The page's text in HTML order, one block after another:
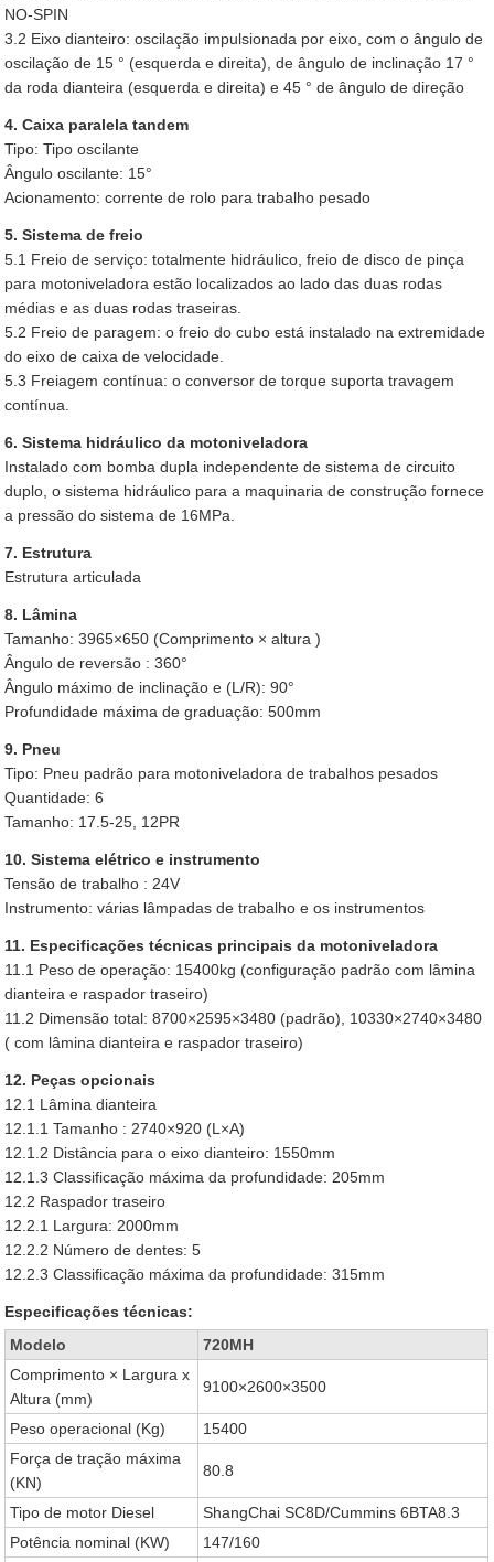
NO-SPIN
3.2 Eixo dianteiro: oscilação impulsionada por eixo, com o ângulo de
oscilação de 15 ° (esquerda e direita), de ângulo de inclinação 17 °
da roda dianteira (esquerda e direita) e 45 ° de ângulo de direção
4. Caixa paralela tandem
Tipo: Tipo oscilante
Ângulo oscilante: 15°
Acionamento: corrente de rolo para trabalho pesado
5. Sistema de freio
5.1 Freio de serviço: totalmente hidráulico, freio de disco de pinça
para motoniveladora estão localizados ao lado das duas rodas
médias e as duas rodas traseiras.
5.2 Freio de paragem: o freio do cubo está instalado na extremidade
do eixo de caixa de velocidade.
5.3 Freiagem contínua: o conversor de torque suporta travagem
contínua.
6. Sistema hidráulico da motoniveladora
Instalado com bomba dupla independente de sistema de circuito
duplo, o sistema hidráulico para a maquinaria de construção fornece
a pressão do sistema de 16MPa.
7. Estrutura
Estrutura articulada
8. Lâmina
Tamanho: 3965×650 (Comprimento × altura )
Ângulo de reversão : 360°
Ângulo máximo de inclinação e (L/R): 90°
Profundidade máxima de graduação: 500mm
9. Pneu
Tipo: Pneu padrão para motoniveladora de trabalhos pesados
Quantidade: 6
Tamanho: 17.5-25, 12PR
10. Sistema elétrico e instrumento
Tensão de trabalho : 24V
Instrumento: várias lâmpadas de trabalho e os instrumentos
11. Especificações técnicas principais da motoniveladora
11.1 Peso de operação: 15400kg (configuração padrão com lâmina
dianteira e raspador traseiro)
11.2 Dimensão total: 8700×2595×3480 (padrão), 10330×2740×3480
( com lâmina dianteira e raspador traseiro)
12. Peças opcionais
12.1 Lâmina dianteira
12.1.1 Tamanho : 2740×920 (L×A)
12.1.2 Distância para o eixo dianteiro: 1550mm
12.1.3 Classificação máxima da profundidade: 205mm
12.2 Raspador traseiro
12.2.1 Largura: 2000mm
12.2.2 Número de dentes: 5
12.2.3 Classificação máxima da profundidade: 315mm
Especificações técnicas:
Modelo
720MH
Comprimento × Largura x
Altura (mm)
9100×2600×3500
Peso operacional (Kg)
15400
Força de tração máxima
(KN)
80.8
Tipo de motor Diesel
ShangChai SC8D/Cummins 6BTA8.3
Potência nominal (KW)
147/160